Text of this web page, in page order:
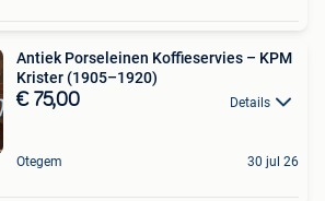
Antiek Porseleinen Koffieservies – KPM
Krister (1905–1920)
€ 75,00 Details
Otegem 30 jul 26